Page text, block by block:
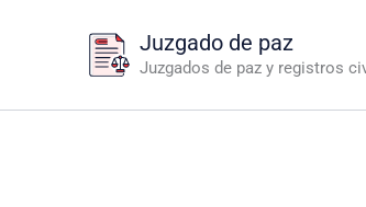
Juzgado de paz
Juzgados de paz y registros